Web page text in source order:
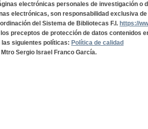
electrónicas personales de investigación o
electrónicas, son responsabilidad exclusiva
del Sistema de Bibliotecas F.I. https://
preceptos de protección de datos contenidos
las siguientes políticas: Política de calidad
Sergio Israel Franco García.